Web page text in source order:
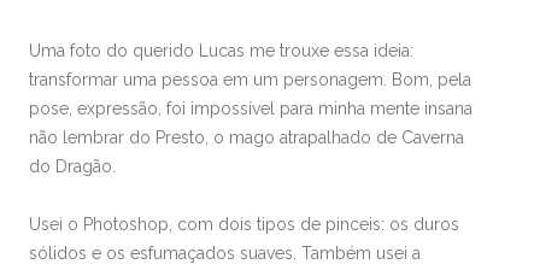
Uma foto do querido Lucas me trouxe essa ideia:
transformar uma pessoa em um personagem. Bom, pela
pose, expressão, foi impossível para minha mente insana
não lembrar do Presto, o mago atrapalhado de Caverna
do Dragão.
Usei o Photoshop, com dois tipos de pinceis: os duros
sólidos e os esfumaçados suaves. Também usei a